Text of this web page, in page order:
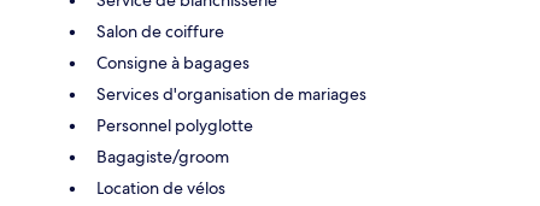
Salon de coiffure
Consigne à bagages
Services d'organisation de mariages
Personnel polyglotte
Bagagiste/groom
Location de vélos